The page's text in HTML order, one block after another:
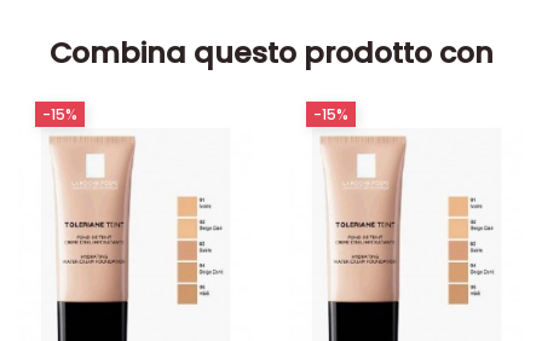
Combina questo prodotto con
-15% -15%